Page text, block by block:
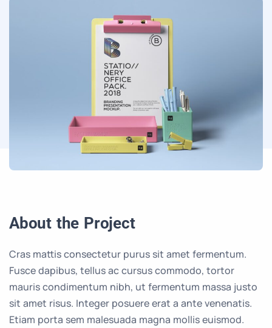
mollis
interdum.
About the Project
Cras mattis consectetur purus sit amet fermentum.
Fusce dapibus, tellus ac cursus commodo, tortor
mauris condimentum nibh, ut fermentum massa justo
sit amet risus. Integer posuere erat a ante venenatis.
Etiam porta sem malesuada magna mollis euismod.